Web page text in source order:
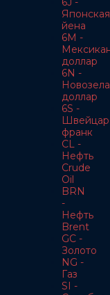
Японская
йена
6M -
доллар
6N -
доллар
6S -
франк
CL -
Нефть
Crude
Oil
BRN
-
Нефть
Brent
GC -
Золото
NG -
Газ
SI -